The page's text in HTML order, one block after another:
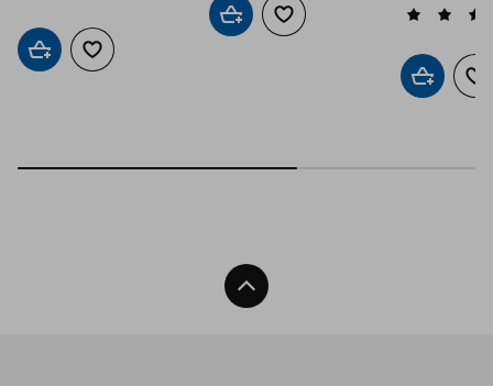
Добави в кошницата
Добави към списъка с любими
Добави в кошницата
Добави към списъка с
Добави
Нагоре